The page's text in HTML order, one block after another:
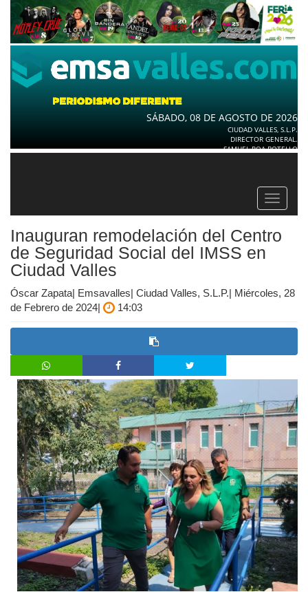
SÁBADO, 08 DE AGOSTO DE 2026
CIUDAD VALLES, S.L.P.
DIRECTOR GENERAL.
SAMUEL ROA BOTELLO
Toggle
Inauguran remodelación del Centro
de Seguridad Social del IMSS en
Ciudad Valles
Óscar Zapata| Emsavalles| Ciudad Valles, S.L.P.| Miércoles, 28
de Febrero de 2024|
14:03